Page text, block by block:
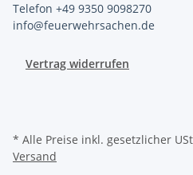
Telefon +49 9350 9098270
info@feuerwehrsachen.de
Vertrag widerrufen
* Alle Preise inkl. gesetzlicher
Versand